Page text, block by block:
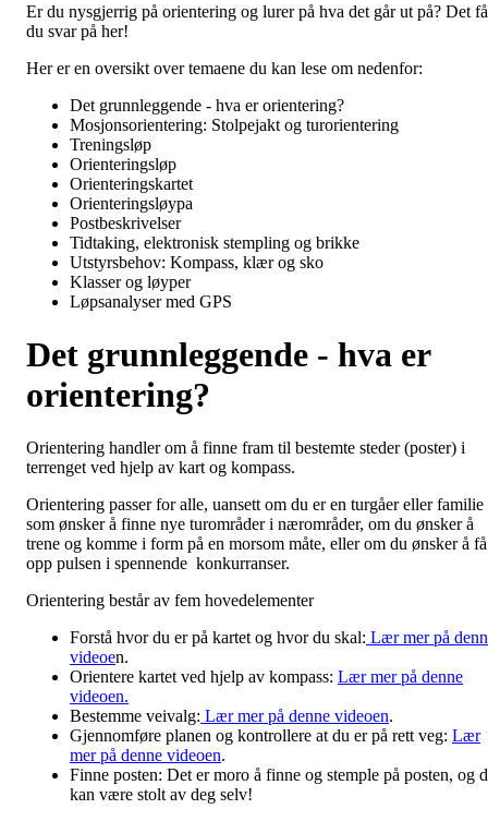
Er du nysgjerrig på orientering og lurer på hva det går ut på? Det
du svar på her!
Her er en oversikt over temaene du kan lese om nedenfor:
Det grunnleggende - hva er orientering?
Mosjonsorientering: Stolpejakt og turorientering
Treningsløp
Orienteringsløp
Orienteringskartet
Orienteringsløypa
Postbeskrivelser
Tidtaking, elektronisk stempling og brikke
Utstyrsbehov: Kompass, klær og sko
Klasser og løyper
Løpsanalyser med GPS
Det grunnleggende - hva er
orientering?
Orientering handler om å finne fram til bestemte steder (poster) i
terrenget ved hjelp av kart og kompass.
Orientering passer for alle, uansett om du er en turgåer eller familie
som ønsker å finne nye turområder i nærområder, om du ønsker å
trene og komme i form på en morsom måte, eller om du ønsker å få
opp pulsen i spennende konkurranser.
Orientering består av fem hovedelementer
Forstå hvor du er på kartet og hvor du skal: Lær mer på
videoen.
Orientere kartet ved hjelp av kompass: Lær mer på denne
videoen.
Bestemme veivalg: Lær mer på denne videoen.
Gjennomføre planen og kontrollere at du er på rett veg: Lær
mer på denne videoen.
Finne posten: Det er moro å finne og stemple på posten, og
kan være stolt av deg selv!